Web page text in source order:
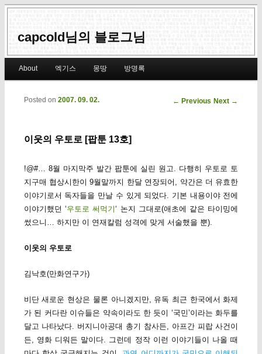
capcold님의 블로그님
Skip to primary content
Skip to secondary content
About 엑기스 몽땅 방명록
Post navigation
← Previous Next →
이웃의 우토로 [팝툰 13호]
Posted on 2007. 09. 02.
!@#… 8월 마지막주 발간 팝툰에 실린 원고. 다행히 우토로 토
지구매 협상시한이 9월말까지 한달 연장되어, 약간은 더 유효한
이야기로서 독자들을 만날 수 있게 되었다. 기본 내용이야 전에
이야기했던 ‘우토로 써먹기‘ 논지 그대로(애초에 같은 타이밍에
썼으니… 하지만 이 연재칼럼 성격에 맞게 서술했을 뿐).
이웃의 우토로
김낙호(만화연구가)
비단 새로운 현상은 물론 아니겠지만, 유독 최근 한국에서 화제
가 된 커다란 이슈들은 약속이라도 한 듯이 ‘국민’이라는 화두를
달고 나타났다. 버지니아공대 총기 참사든, 아프간 피랍 사건이
든, 영화 디워든 말이다. 그런데 정작 이런 이야기들이 나올 때